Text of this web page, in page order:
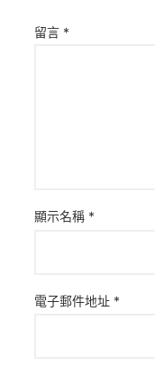
留言 *
顯示名稱 *
電子郵件地址 *